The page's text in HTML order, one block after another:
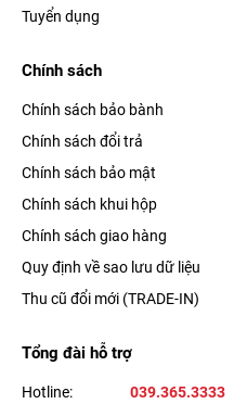
Tuyển dụng
Chính sách
Chính sách bảo bành
Chính sách đổi trả
Chính sách bảo mật
Chính sách khui hộp
Chính sách giao hàng
Quy định về sao lưu dữ liệu
Thu cũ đổi mới (TRADE-IN)
Tổng đài hỗ trợ
Hotline: 039.365.3333